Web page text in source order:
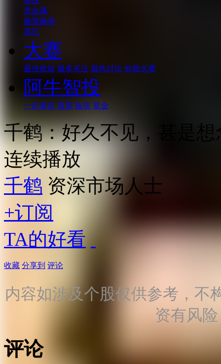
贵金属
融资融券
其它
大赛
最佳收益 最多关注 最热讨论 炒股大赛
阿牛智投
一起看盘 股票 板块 基金
千鹤：好久不见，甚是
连续播放
千鹤 资深市场人士
+订阅
TA的好看
收藏 分享到 评论
内容如涉及个股仅供参考，不
资有风
评论